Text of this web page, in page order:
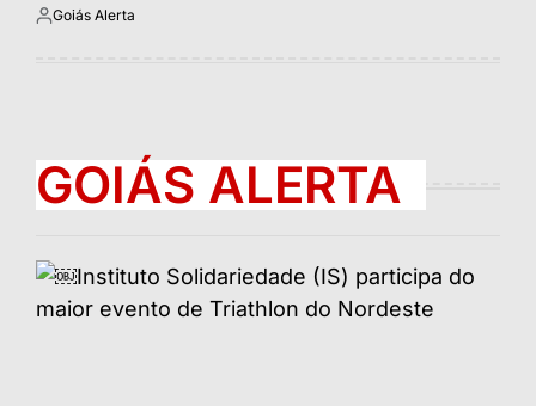
Postado
Goiás Alerta
GOIÁS ALERTA